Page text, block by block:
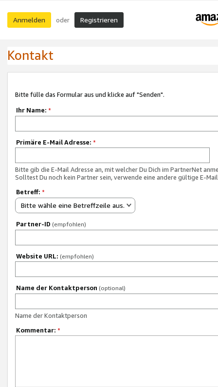
Anmelden oder Registrieren
Kontakt
Bitte fülle das Formular aus und klicke auf "Senden".
Ihr Name: *
Primäre E-Mail Adresse: *
Bitte gib die E-Mail Adresse an, mit welcher Du Dich im PartnerNet
Solltest Du noch kein Partner sein, verwende eine andere gültige E-
Betreff: *
Bitte wähle eine Betreffzeile aus.
Partner-ID (empfohlen)
Website URL: (empfohlen)
Name der Kontaktperson (optional)
Name der Kontaktperson
Kommentar: *